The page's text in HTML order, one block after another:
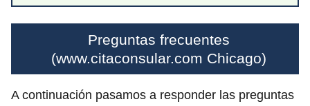
Preguntas frecuentes
(www.citaconsular.com Chicago)
A continuación pasamos a responder las preguntas